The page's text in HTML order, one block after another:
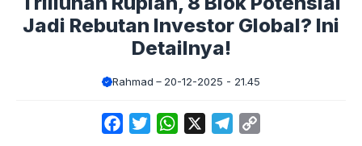
Jadi Rebutan Investor Global? Ini
Detailnya!
Rahmad 20-12-2025 - 21.45
FacebookTwitterWhatsApp Telegram